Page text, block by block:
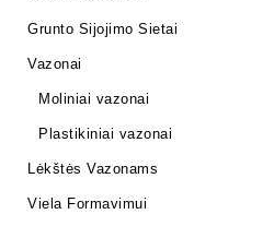
Grunto Sijojimo Sietai
Vazonai
Moliniai vazonai
Plastikiniai vazonai
Lėkštės Vazonams
Viela Formavimui